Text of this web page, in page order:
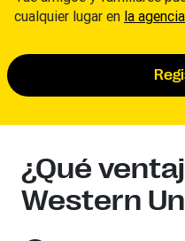
cualquier lugar en la
¿Qué
Western